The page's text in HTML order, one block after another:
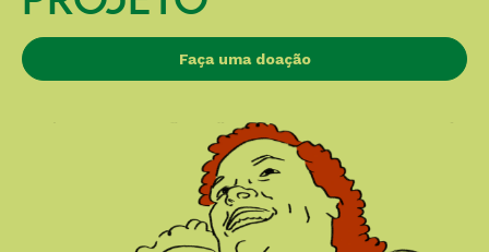
Faça uma doação